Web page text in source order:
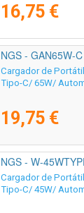
16,75 €
NGS - GAN65W-C
Cargador de Portátil
Tipo-C/ 65W/
19,75 €
NGS - W-
Cargador de Portátil
Tipo-C/ 45W/